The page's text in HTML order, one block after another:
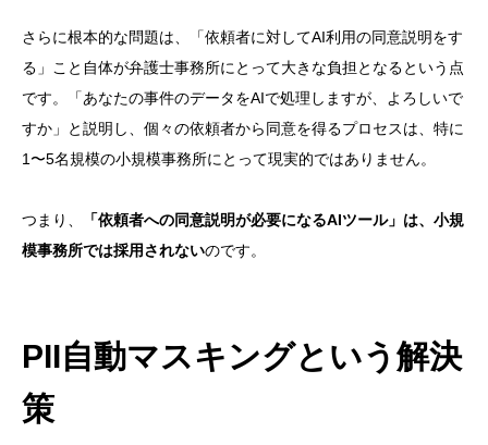
さらに根本的な問題は、「依頼者に対してAI利用の同意説明をす
る」こと自体が弁護士事務所にとって大きな負担となるという点
です。「あなたの事件のデータをAIで処理しますが、よろしいで
すか」と説明し、個々の依頼者から同意を得るプロセスは、特に
1〜5名規模の小規模事務所にとって現実的ではありません。
つまり、
「依頼者への同意説明が必要になるAIツール」は、小規
模事務所では採用されないのです。
PII自動マスキングという解決
策